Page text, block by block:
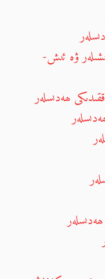
ۋە ئىش-
ھەدىسلەر
ھەدىسلەر